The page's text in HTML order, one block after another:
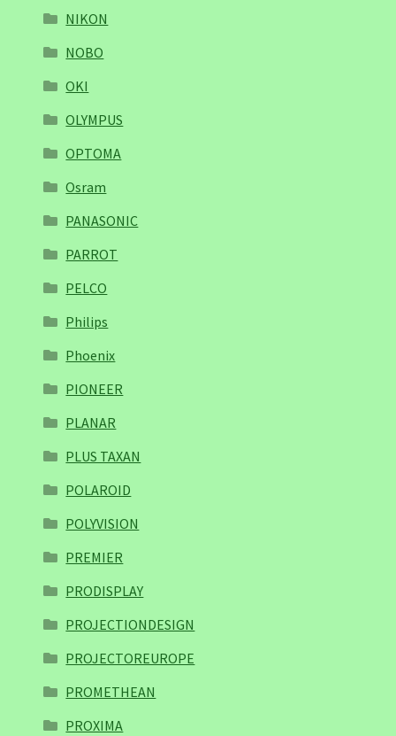
NIKON
NOBO
OKI
OLYMPUS
OPTOMA
Osram
PANASONIC
PARROT
PELCO
Philips
Phoenix
PIONEER
PLANAR
PLUS TAXAN
POLAROID
POLYVISION
PREMIER
PRODISPLAY
PROJECTIONDESIGN
PROJECTOREUROPE
PROMETHEAN
PROXIMA